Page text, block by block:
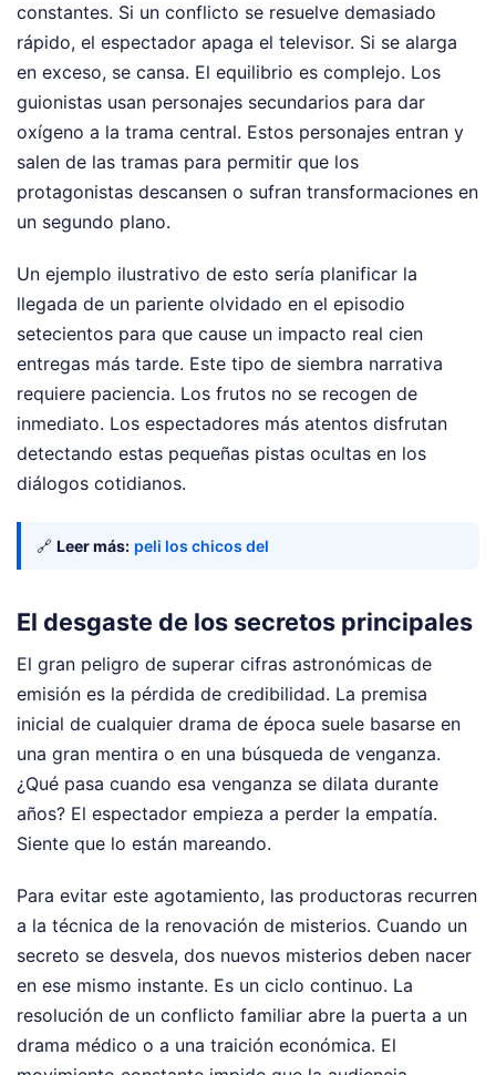
constantes. Si un conflicto se resuelve demasiado
rápido, el espectador apaga el televisor. Si se alarga
en exceso, se cansa. El equilibrio es complejo. Los
guionistas usan personajes secundarios para dar
oxígeno a la trama central. Estos personajes entran y
salen de las tramas para permitir que los
protagonistas descansen o sufran transformaciones en
un segundo plano.
Un ejemplo ilustrativo de esto sería planificar la
llegada de un pariente olvidado en el episodio
setecientos para que cause un impacto real cien
entregas más tarde. Este tipo de siembra narrativa
requiere paciencia. Los frutos no se recogen de
inmediato. Los espectadores más atentos disfrutan
detectando estas pequeñas pistas ocultas en los
diálogos cotidianos.
🔗 Leer más: peli los chicos del
El desgaste de los secretos principales
El gran peligro de superar cifras astronómicas de
emisión es la pérdida de credibilidad. La premisa
inicial de cualquier drama de época suele basarse en
una gran mentira o en una búsqueda de venganza.
¿Qué pasa cuando esa venganza se dilata durante
años? El espectador empieza a perder la empatía.
Siente que lo están mareando.
Para evitar este agotamiento, las productoras recurren
a la técnica de la renovación de misterios. Cuando un
secreto se desvela, dos nuevos misterios deben nacer
en ese mismo instante. Es un ciclo continuo. La
resolución de un conflicto familiar abre la puerta a un
drama médico o a una traición económica. El